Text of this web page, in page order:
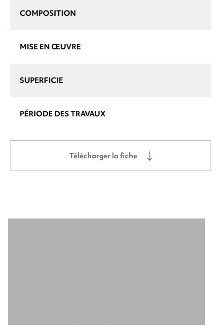
COMPOSITION
MISE EN ŒUVRE
SUPERFICIE
PÉRIODE DES TRAVAUX
Télécharger la fiche